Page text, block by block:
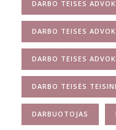
DARBO TEISES
DARBO TEISES
DARBO TEISES
DARBO TEISĖS
DARBUOTOJAS